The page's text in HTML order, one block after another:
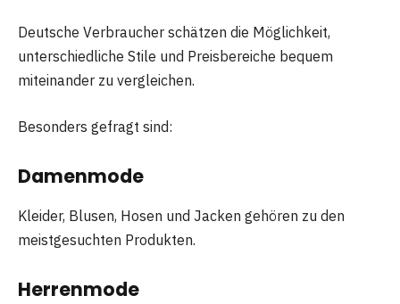
Deutsche Verbraucher schätzen die Möglichkeit,
unterschiedliche Stile und Preisbereiche bequem
miteinander zu vergleichen.
Besonders gefragt sind:
Damenmode
Kleider, Blusen, Hosen und Jacken gehören zu den
meistgesuchten Produkten.
Herrenmode